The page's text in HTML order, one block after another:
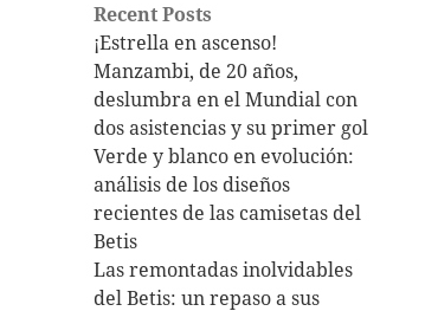
Recent Posts
¡Estrella en ascenso!
Manzambi, de 20 años,
deslumbra en el Mundial con
dos asistencias y su primer gol
Verde y blanco en evolución:
análisis de los diseños
recientes de las camisetas del
Betis
Las remontadas inolvidables
del Betis: un repaso a sus